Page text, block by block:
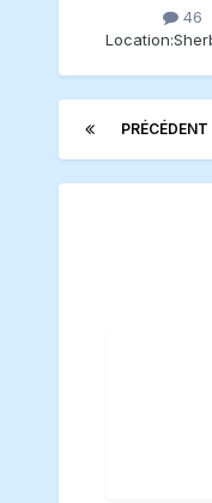
46
Location:
PRÉCÉDENT